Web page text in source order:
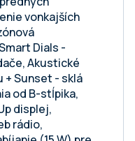
vonkajších
Dials -
Akustické
+ Sunset - sklá
od B-stĺpika,
displej,
rádio,